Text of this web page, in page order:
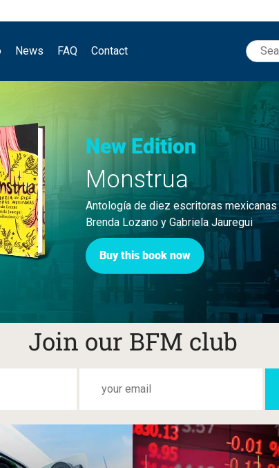
News FAQ Contact
Search
for:
New Edition
Monstrua
Antología de diez escritoras mexicanas
Brenda Lozano y Gabriela Jauregui
Buy this book now
Join our BFM club